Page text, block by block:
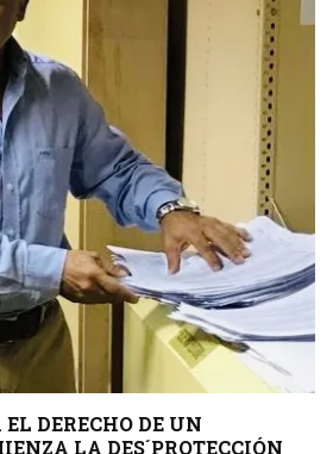
DERECHO DE UN
LA DES´PROTECCIÓN